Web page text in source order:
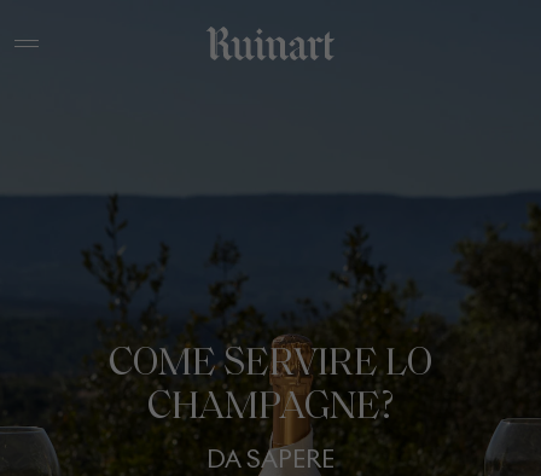
COME SERVIRE LO
CHAMPAGNE?
DA SAPERE